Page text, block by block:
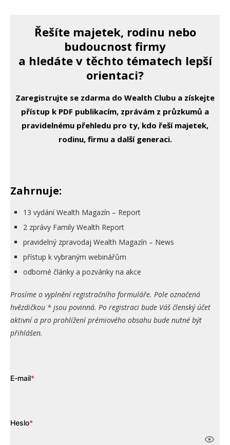
Řešíte majetek, rodinu nebo
budoucnost firmy
a hledáte v těchto tématech lepší
orientaci?
Zaregistrujte se zdarma do Wealth Clubu a získejte
přístup k PDF publikacím, zprávám z průzkumů a
pravidelnému přehledu pro ty, kdo řeší majetek,
rodinu, firmu a další generaci.
Zahrnuje:
13 vydání Wealth Magazín – Report
2 zprávy Family Wealth Report
pravidelný zpravodaj Wealth Magazín – News
přístup k vybraným webinářům
odborné články a pozvánky na akce
Prosíme o vyplnění registračního formuláře. Pole označená
hvězdičkou * jsou povinná. Po registraci bude Váš členský účet
aktivní a pro prohlížení prémiového obsahu bude nutné být
přihlášen.
E-mail*
Heslo*